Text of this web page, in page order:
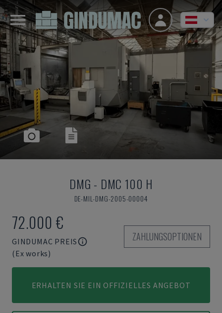
DMG - DMC 100 H
DE-MIL-DMG-2005-00004
72.000 €
GINDUMAC PREIS
(Ex works)
ZAHLUNGSOPTIONEN
ERHALTEN SIE EIN OFFIZIELLES ANGEBOT